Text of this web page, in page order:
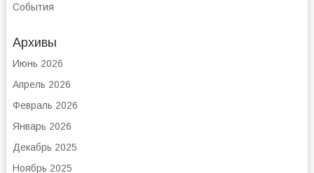
События
Архивы
Июнь 2026
Апрель 2026
Февраль 2026
Январь 2026
Декабрь 2025
Ноябрь 2025